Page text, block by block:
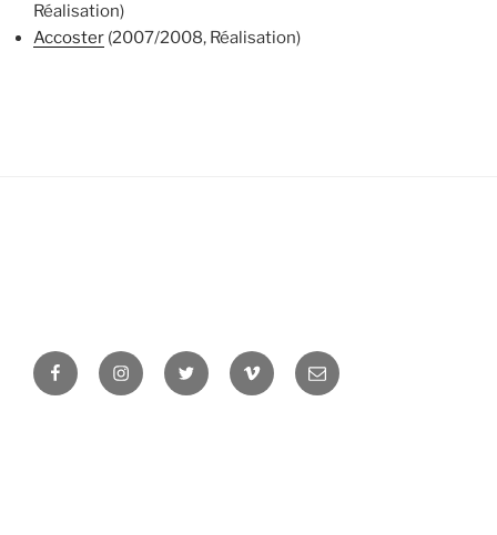
Réalisation)
Accoster (2007/2008, Réalisation)
FacebookInstagramTwitter Vimeo Newsletter